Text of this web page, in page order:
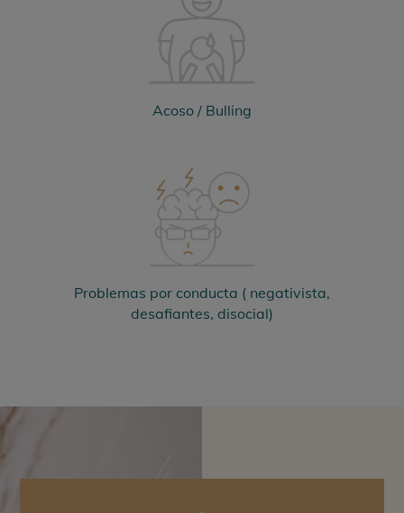
Acoso / Bulling
Problemas por conducta ( negativista,
desafiantes, disocial)